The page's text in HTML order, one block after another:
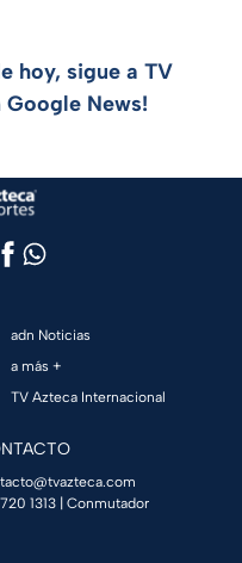
hoy, sigue a TV
News!
adn Noticias
a más +
TV Azteca Internacional
1313 | Conmutador